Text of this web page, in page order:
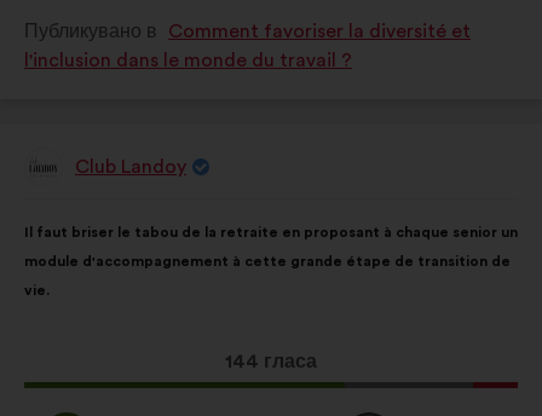
в
:
в
:
Публикувано в
Comment favoriser la diversité et
l'inclusion dans le monde du travail ?
ПредложениеClub Landoy
на
предложението:
Il faut briser le tabou de la retraite en proposant à chaque senior un
module d'accompagnement à cette grande étape de transition de
vie.
Това
предложение
144 гласа
разпределението
е: